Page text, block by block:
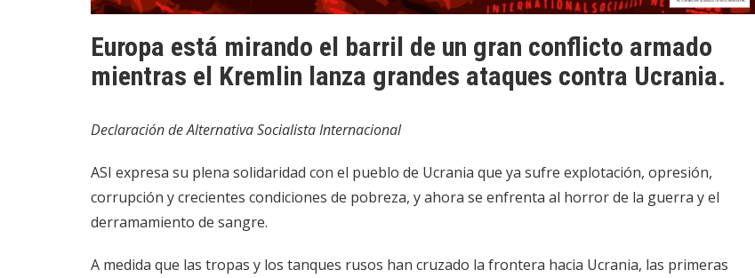
Europa está mirando el barril de un gran conflicto armado
mientras el Kremlin lanza grandes ataques contra Ucrania.
Declaración de Alternativa Socialista Internacional
ASI expresa su plena solidaridad con el pueblo de Ucrania que ya sufre explotación, opresión,
corrupción y crecientes condiciones de pobreza, y ahora se enfrenta al horror de la guerra y el
derramamiento de sangre.
A medida que las tropas y los tanques rusos han cruzado la frontera hacia Ucrania, las primeras